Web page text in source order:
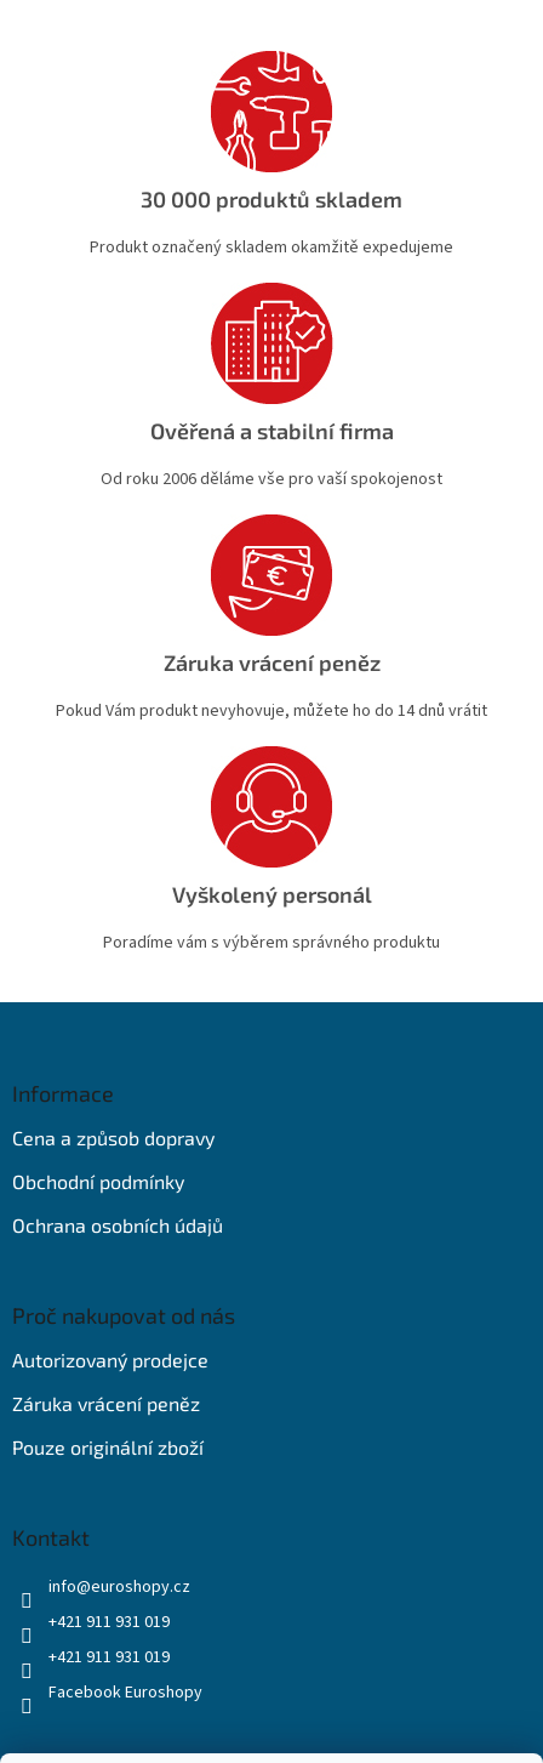
p
r
v
k
y
ý
p
s
u
30 000 produktů skladem
Produkt označený skladem okamžitě expedujeme
Ověřená a stabilní firma
Od roku 2006 děláme vše pro vaší spokojenost
Záruka vrácení peněz
Pokud Vám produkt nevyhovuje, můžete ho do 14 dnů vrátit
Vyškolený personál
Poradíme vám s výběrem správného produktu
Informace
Cena a způsob dopravy
Obchodní podmínky
Ochrana osobních údajů
Proč nakupovat od nás
Autorizovaný prodejce
Záruka vrácení peněz
Pouze originální zboží
Kontakt
info@euroshopy.cz
+421 911 931 019
+421 911 931 019
Facebook Euroshopy